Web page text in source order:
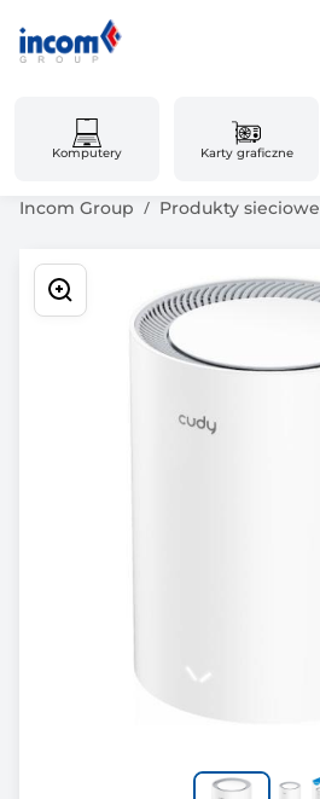
Komputery Karty graficzne
Incom Group Produkty sieciowe